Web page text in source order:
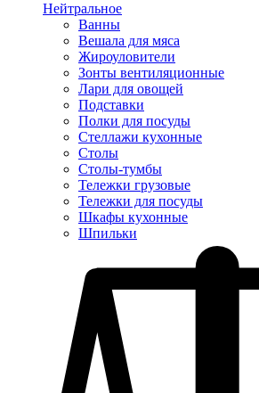
Нейтральное
Ванны
Вешала для мяса
Жироуловители
Зонты вентиляционные
Лари для овощей
Подставки
Полки для посуды
Стеллажи кухонные
Столы
Столы-тумбы
Тележки грузовые
Тележки для посуды
Шкафы кухонные
Шпильки